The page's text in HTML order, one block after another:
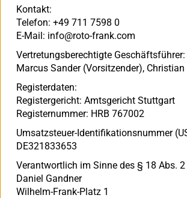
Kontakt:
Telefon: +49 711 7598 0
E-Mail: info@roto-frank.com
Vertretungsberechtigte Geschäftsführer:
Marcus Sander (Vorsitzender), Christian
Registerdaten:
Registergericht: Amtsgericht Stuttgart
Registernummer: HRB 767002
Umsatzsteuer-Identifikationsnummer
DE321833653
Verantwortlich im Sinne des § 18 Abs.
Daniel Gandner
Wilhelm-Frank-Platz 1